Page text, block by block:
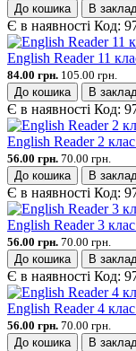
До кошика
В
Є в наявності Код:
English Reader 11
84.00 грн. 105.00 грн.
До кошика
В
Є в наявності Код:
English Reader 2
56.00 грн. 70.00 грн.
До кошика
В
Є в наявності Код:
English Reader 3
56.00 грн. 70.00 грн.
До кошика
В
Є в наявності Код:
English Reader 4
56.00 грн. 70.00 грн.
До кошика
В